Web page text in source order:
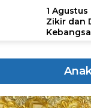
1
Zikir dan